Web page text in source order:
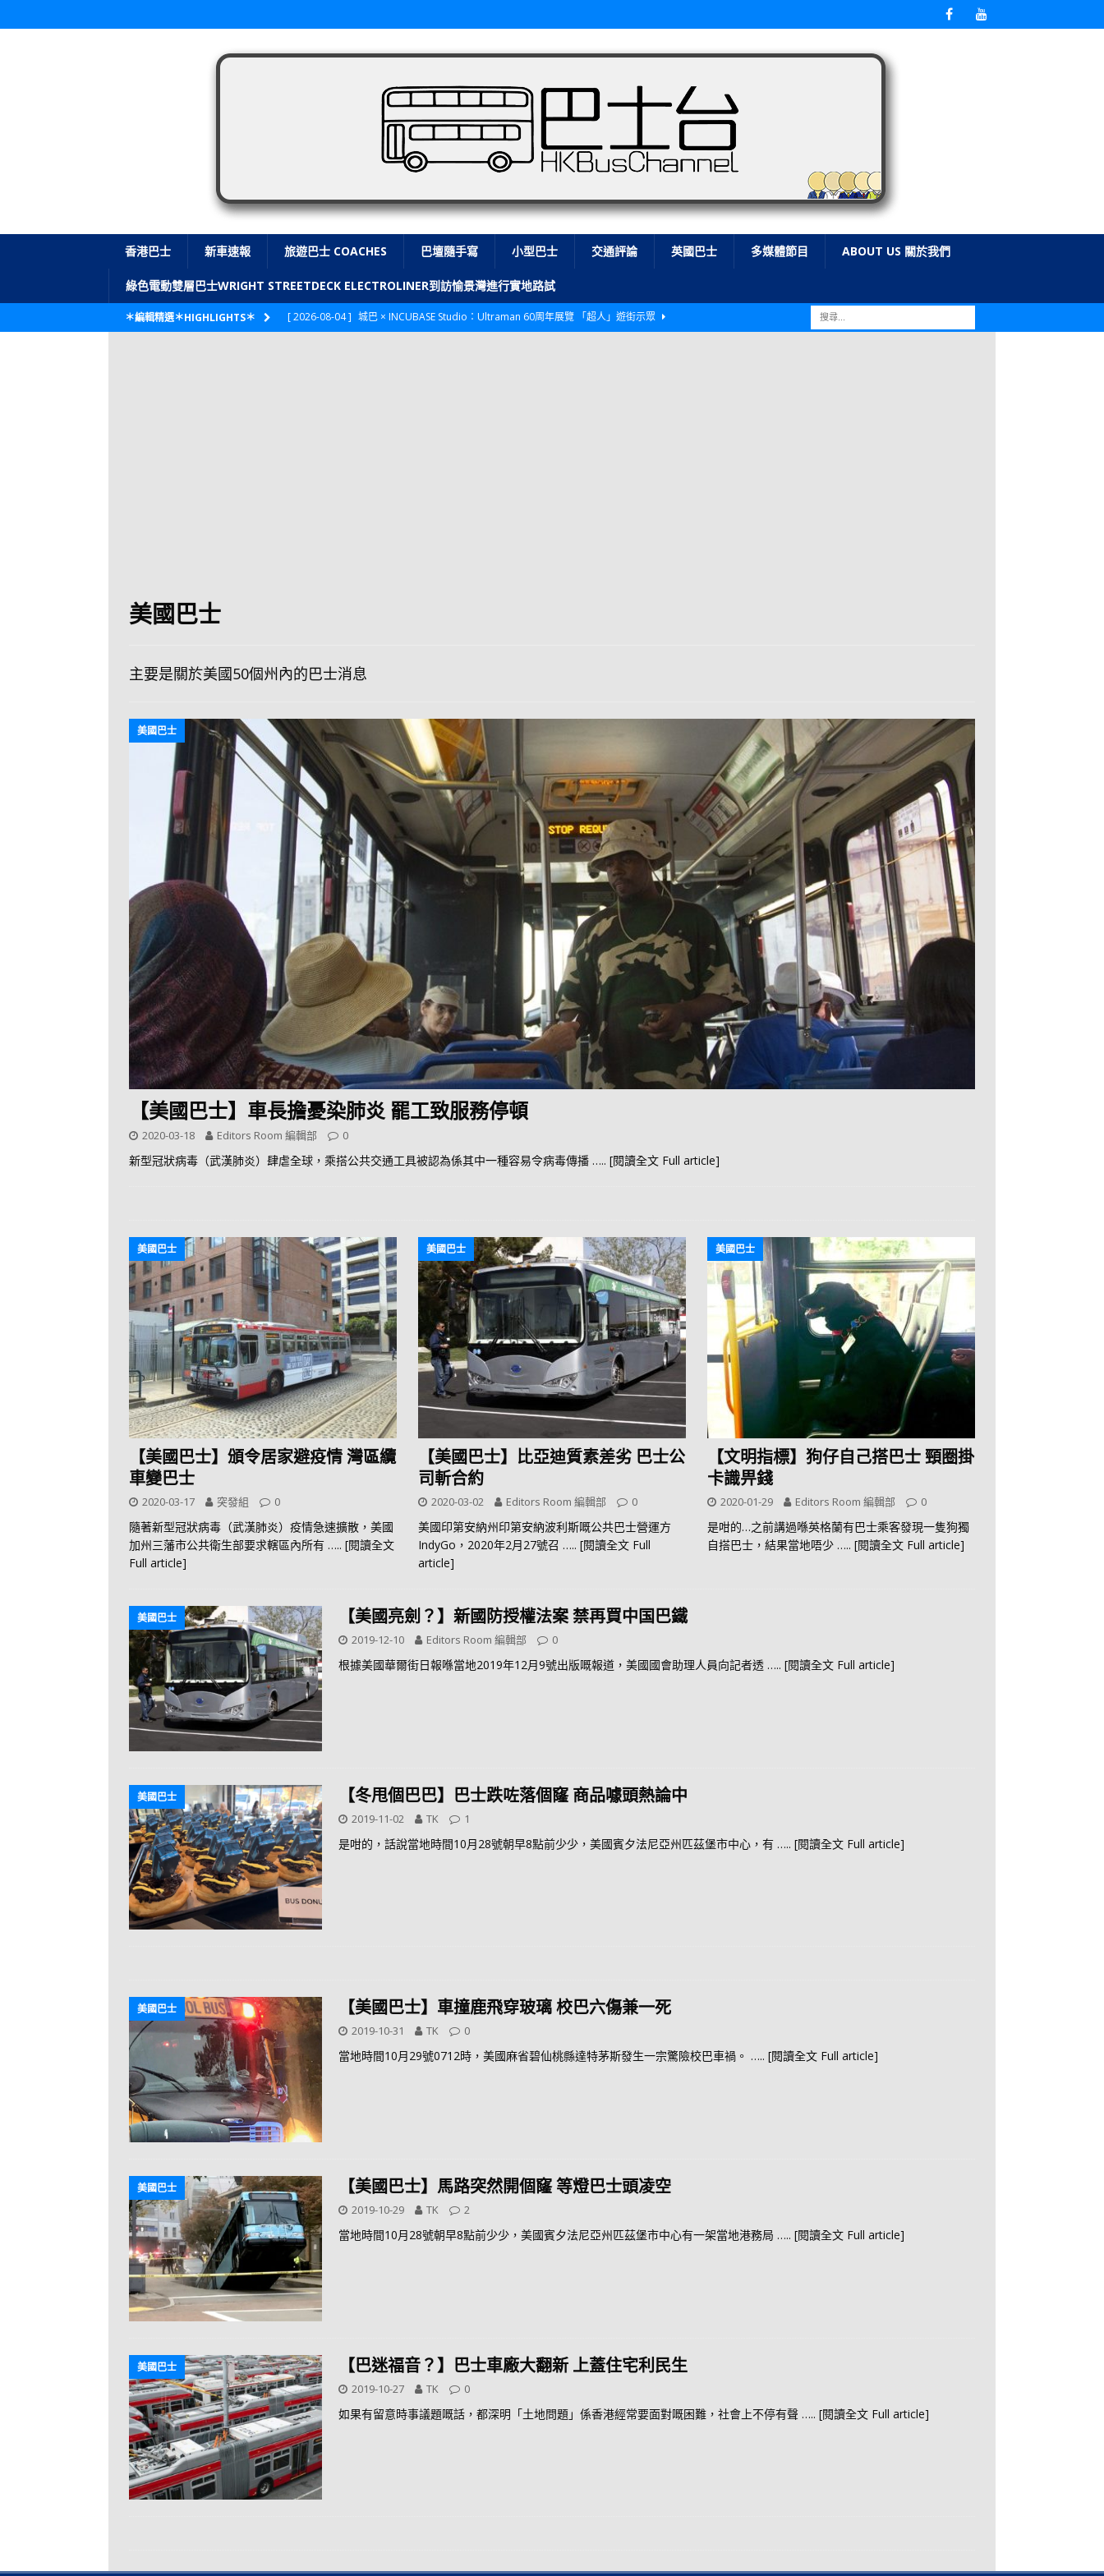
香港巴士 新車速報 旅遊巴士 COACHES 巴壇隨手寫 小型巴士 交通評論 英國巴士 多媒體節目 ABOUT US 關於我們
綠色電動雙層巴士WRIGHT STREETDECK ELECTROLINER到訪愉景灣進行實地路試
＊編輯精選＊HIGHLIGHTS＊ [ 2026-08-04 ] 城巴 × INCUBASE Studio：Ultraman 60周年展覽 「超人」遊街示眾
鐵
美國巴士
主要是關於美國50個州內的巴士消息
美國巴士
【美國巴士】車長擔憂染肺炎 罷工致服務停頓
2020-03-18 Editors Room 編輯部 0
新型冠狀病毒（武漢肺炎）肆虐全球，乘搭公共交通工具被認為係其中一種容易令病毒傳播 ….. [閱讀全文 Full article]
美國巴士
【美國巴士】頒令居家避疫情 灣區纜
車變巴士
2020-03-17 突發組 0
隨著新型冠狀病毒（武漢肺炎）疫情急速擴散，美國
加州三藩市公共衛生部要求轄區內所有 ….. [閱讀全文
Full article]
美國巴士
【美國巴士】比亞迪質素差劣 巴士公
司斬合約
2020-03-02 Editors Room 編輯部 0
美國印第安納州印第安納波利斯嘅公共巴士營運方
IndyGo，2020年2月27號召 ….. [閱讀全文 Full
article]
美國巴士
【文明指標】狗仔自己搭巴士 頸圈掛
卡識畀錢
2020-01-29 Editors Room 編輯部 0
是咁的…之前講過喺英格蘭有巴士乘客發現一隻狗獨
自搭巴士，結果當地唔少 ….. [閱讀全文 Full article]
美國巴士 【美國亮劍？】新國防授權法案 禁再買中国巴鐵
2019-12-10 Editors Room 編輯部 0
根據美國華爾街日報喺當地2019年12月9號出版嘅報道，美國國會助理人員向記者透 ….. [閱讀全文 Full article]
美國巴士 【冬甩個巴巴】巴士跌咗落個窿 商品噱頭熱論中
2019-11-02 TK 1
是咁的，話說當地時間10月28號朝早8點前少少，美國賓夕法尼亞州匹茲堡市中心，有 ….. [閱讀全文 Full article]
美國巴士 【美國巴士】車撞鹿飛穿玻璃 校巴六傷兼一死
2019-10-31 TK 0
當地時間10月29號0712時，美國麻省碧仙桃縣達特茅斯發生一宗驚險校巴車禍。 ….. [閱讀全文 Full article]
美國巴士 【美國巴士】馬路突然開個窿 等燈巴士頭凌空
2019-10-29 TK 2
當地時間10月28號朝早8點前少少，美國賓夕法尼亞州匹茲堡市中心有一架當地港務局 ….. [閱讀全文 Full article]
美國巴士 【巴迷福音？】巴士車廠大翻新 上蓋住宅利民生
2019-10-27 TK 0
如果有留意時事議題嘅話，都深明「土地問題」係香港經常要面對嘅困難，社會上不停有聲 ….. [閱讀全文 Full article]